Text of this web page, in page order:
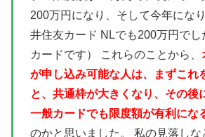
200万円になり、そして今年にな
井住友カード NLでも200万円で
カードです）
これらのことから、
が申し込み可能な人は、まずこれ
と、共通枠が大きくなり、その後
一般カードでも限度額が有利にな
のかと思いました。 私の見落しな